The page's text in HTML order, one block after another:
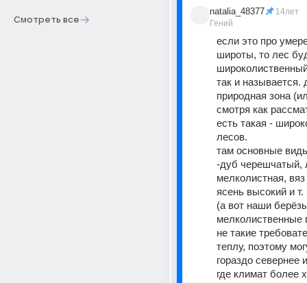
Смотреть все
natalia_48377
Гений
14лет
если это про
широты, то лес
так и называется.
природная зона
смотря как
есть такая -
лесов.
там основные
-дуб черешчатый,
мелколистная, вяз
ясень высокий и
(а вот наши
мелколиственные
не такие
теплу, поэтому
гораздо севернее
где климат более